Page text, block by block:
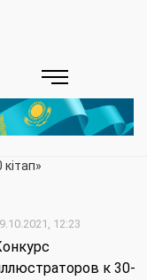
12:23
к 30-